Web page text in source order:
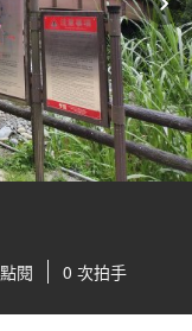
閱 0 次拍手